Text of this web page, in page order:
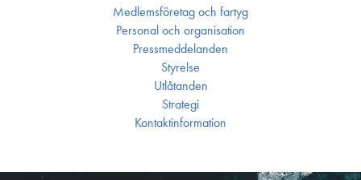
Medlemsföretag och fartyg
Personal och organisation
Press­meddelanden
Styrelse
Utlåtanden
Strategi
Kontakt­information